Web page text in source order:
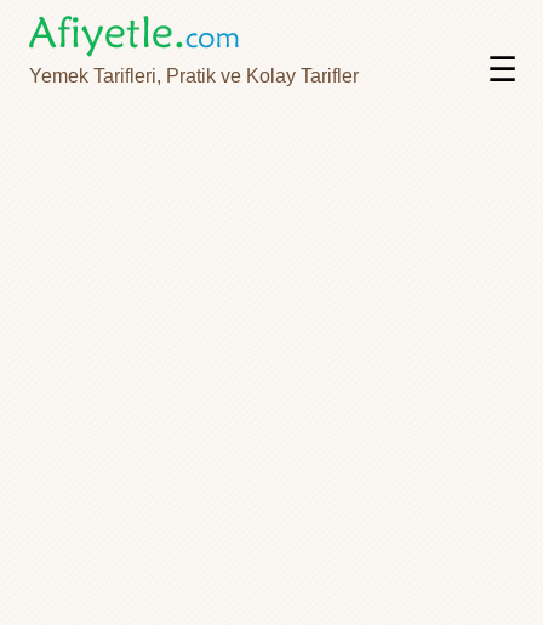
Yemek Tarifleri, Pratik ve Kolay Tarifler ☰